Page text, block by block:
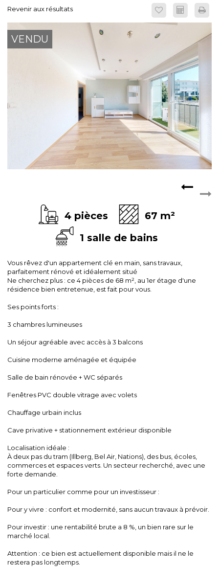
Revenir aux résultats
VENDU
4 pièces
67 m²
1 salle de bains
Vous rêvez d'un appartement clé en main, sans travaux,
parfaitement rénové et idéalement situé
Ne cherchez plus : ce 4 pièces de 68 m², au 1er étage d'une
résidence bien entretenue, est fait pour vous.
Ses points forts :
3 chambres lumineuses
Un séjour agréable avec accès à 3 balcons
Cuisine moderne aménagée et équipée
Salle de bain rénovée + WC séparés
Fenêtres PVC double vitrage avec volets
Chauffage urbain inclus
Cave privative + stationnement extérieur disponible
Localisation idéale :
À deux pas du tram (Illberg, Bel Air, Nations), des bus, écoles,
commerces et espaces verts. Un secteur recherché, avec une
forte demande.
Pour un particulier comme pour un investisseur :
Pour y vivre : confort et modernité, sans aucun travaux à prévoir.
Pour investir : une rentabilité brute a 8 %, un bien rare sur le
marché local.
Attention : ce bien est actuellement disponible mais il ne le
restera pas longtemps.